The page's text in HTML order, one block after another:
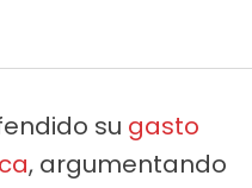
su gasto
, argumentando